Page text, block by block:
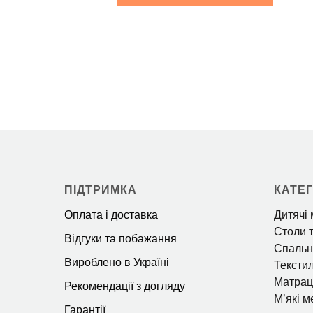
ПІДТРИМКА
Оплата і доставка
Відгуки та побажання
Вироблено в Україні
Рекомендації з догляду
Гарантії
Дитячі
Столи
Мʼякі